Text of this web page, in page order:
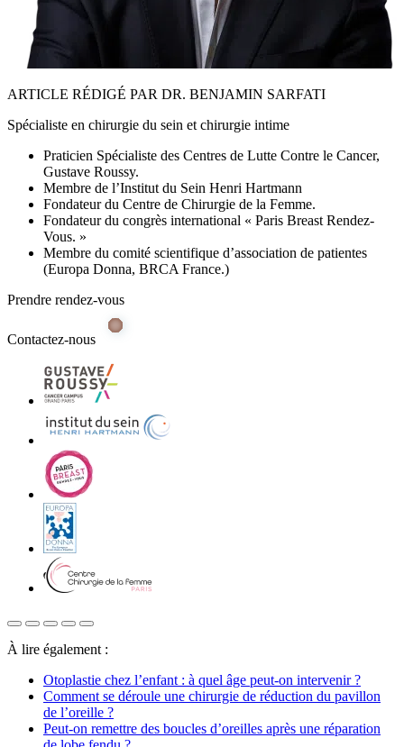
ARTICLE RÉDIGÉ PAR DR. BENJAMIN SARFATI
Spécialiste en chirurgie du sein et chirurgie intime
Praticien Spécialiste des Centres de Lutte Contre le Cancer,
Gustave Roussy.
Membre de l’Institut du Sein Henri Hartmann
Fondateur du Centre de Chirurgie de la Femme.
Fondateur du congrès international « Paris Breast Rendez-
Vous. »
Membre du comité scientifique d’association de patientes
(Europa Donna, BRCA France.)
Prendre rendez-vous
Contactez-nous
À lire également :
Otoplastie chez l’enfant : à quel âge peut-on intervenir ?
Comment se déroule une chirurgie de réduction du pavillon
de l’oreille ?
Peut-on remettre des boucles d’oreilles après une réparation